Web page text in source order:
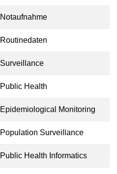
Notaufnahme
Routinedaten
Surveillance
Public Health
Epidemiological Monitoring
Population Surveillance
Public Health Informatics